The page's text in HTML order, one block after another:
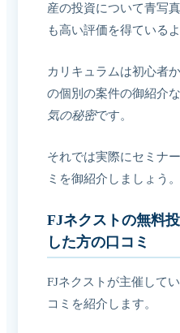
産の投資について青写
も高い評価を得ているよ
カリキュラムは初心者
の個別の案件の御紹介な
気の秘密です。
それでは実際にセミナ
ミを御紹介しましょう。
FJネクストの無料
した方の口コミ
FJネクストが主催して
コミを紹介します。